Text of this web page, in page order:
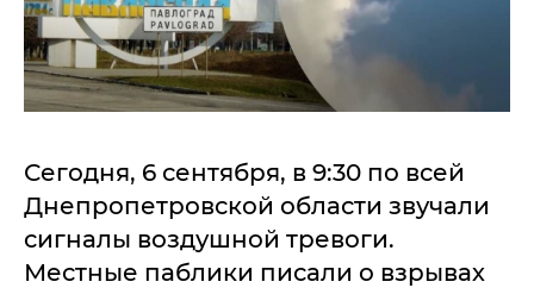
Сегодня, 6 сентября, в 9:30 по всей
Днепропетровской области звучали
сигналы воздушной тревоги.
Местные паблики писали о взрывах